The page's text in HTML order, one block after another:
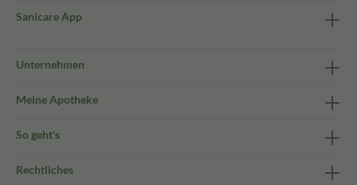
Sanicare App
Unternehmen
Meine Apotheke
So geht's
Rechtliches